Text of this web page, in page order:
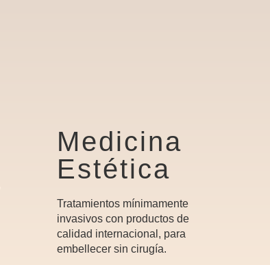
Medicina
Estética
Tratamientos mínimamente
invasivos con productos de
calidad internacional, para
embellecer sin cirugía.